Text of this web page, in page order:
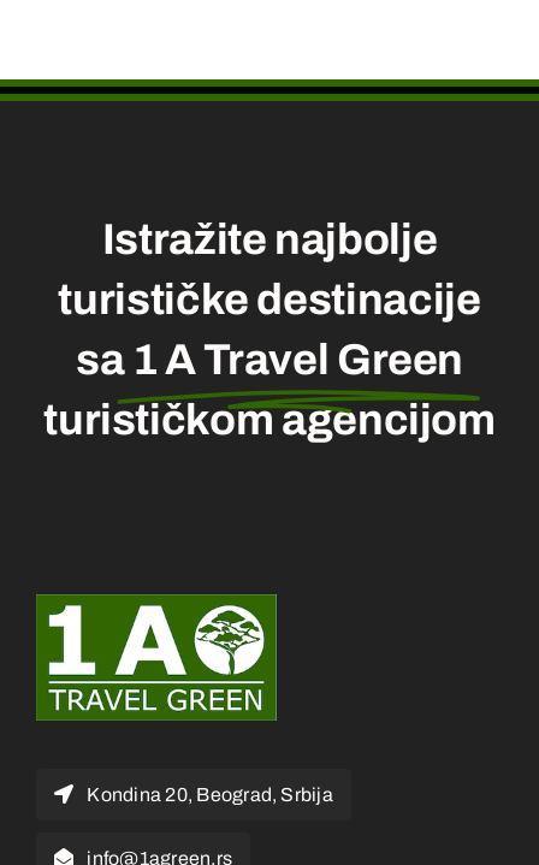
Istražite najbolje
turističke destinacije
sa 1 A Travel Green
turističkom agencijom
Kondina 20, Beograd, Srbija
info@1agreen.rs